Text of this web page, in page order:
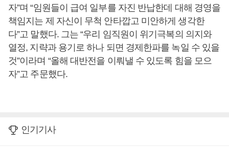
자”며 “임원들이 급여 일부를 자진 반납한데 대해 경영을
책임지는 제 자신이 무척 안타깝고 미안하게 생각한
다”고 말했다. 그는 “우리 임직원이 위기극복의 의지와
열정, 지략과 용기로 하나 되면 경제한파를 녹일 수 있을
것”이라며 “올해 대반전을 이뤄낼 수 있도록 힘을 모으
자”고 주문했다.
인기기사